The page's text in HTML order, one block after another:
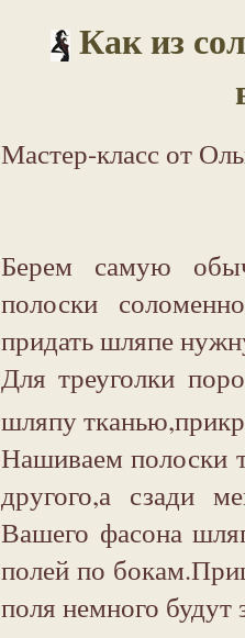
Как из
Мастер-класс от
Берем самую
полоски
придать шляпе
Для треуголки
шляпу
Нашиваем полоски
другого,а сзади
Вашего фасона
полей по
поля немного будут